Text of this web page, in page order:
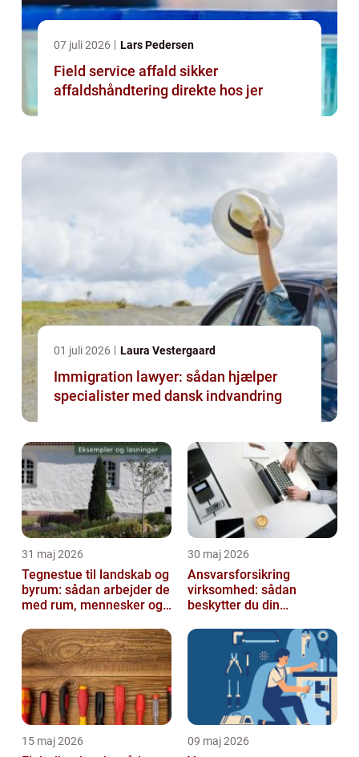
07 juli 2026 Lars Pedersen
Field service affald sikker
affaldshåndtering direkte hos jer
01 juli 2026 Laura Vestergaard
Immigration lawyer: sådan hjælper
specialister med dansk indvandring
31 maj 2026
Tegnestue til landskab og
byrum: sådan arbejder de
med rum, mennesker og
30 maj 2026
Ansvarsforsikring
virksomhed: sådan
beskytter du din
15 maj 2026 09 maj 2026